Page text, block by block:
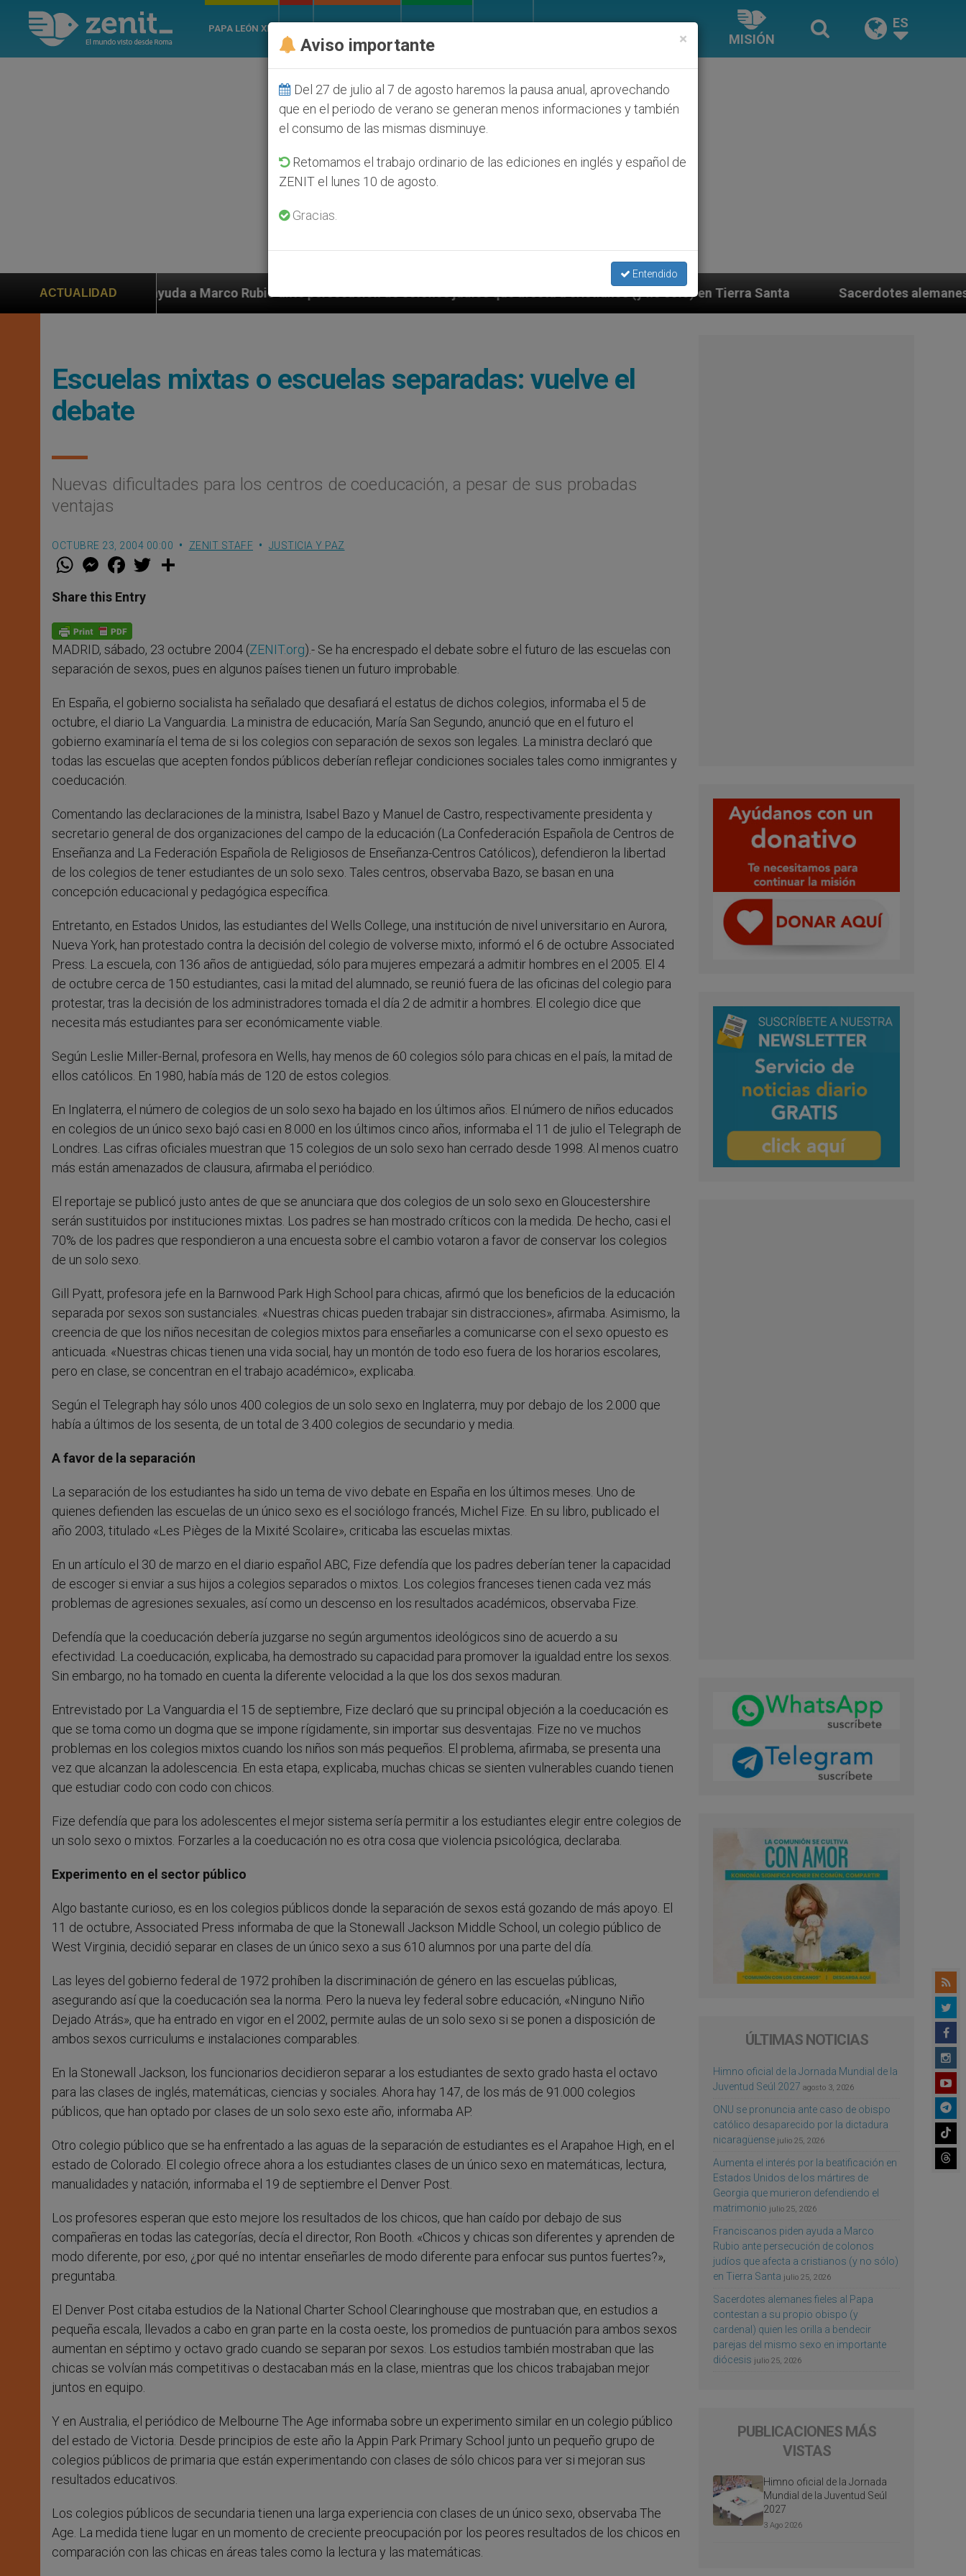
PAPA LEÓN XIV
MISIÓN
ES
ACTUALIDAD
piden ayuda a Marco Rubio ante persecución de colonos judíos que afecta a cristianos (y no sólo) en Tierra Santa Sacerdotes alemanes fieles al Papa
Escuelas mixtas o escuelas separadas: vuelve el
debate
Nuevas dificultades para los centros de coeducación, a pesar de sus probadas
ventajas
OCTUBRE 23, 2004 00:00 ZENIT STAFF JUSTICIA Y PAZ
W
t
s
p
p
M
e
s
e
g
e
r
F
a
e
b
o
k
w
Share this Entry
MADRID, sábado, 23 octubre 2004 (ZENIT.org).- Se ha encrespado el debate sobre el futuro de las escuelas con
separación de sexos, pues en algunos países tienen un futuro improbable.
En España, el gobierno socialista ha señalado que desafiará el estatus de dichos colegios, informaba el 5 de
octubre, el diario La Vanguardia. La ministra de educación, María San Segundo, anunció que en el futuro el
gobierno examinaría el tema de si los colegios con separación de sexos son legales. La ministra declaró que
todas las escuelas que acepten fondos públicos deberían reflejar condiciones sociales tales como inmigrantes y
coeducación.
Comentando las declaraciones de la ministra, Isabel Bazo y Manuel de Castro, respectivamente presidenta y
secretario general de dos organizaciones del campo de la educación (La Confederación Española de Centros de
Enseñanza and La Federación Española de Religiosos de Enseñanza-Centros Católicos), defendieron la libertad
de los colegios de tener estudiantes de un solo sexo. Tales centros, observaba Bazo, se basan en una
concepción educacional y pedagógica específica.
Entretanto, en Estados Unidos, las estudiantes del Wells College, una institución de nivel universitario en Aurora,
Nueva York, han protestado contra la decisión del colegio de volverse mixto, informó el 6 de octubre Associated
Press. La escuela, con 136 años de antigüedad, sólo para mujeres empezará a admitir hombres en el 2005. El 4
de octubre cerca de 150 estudiantes, casi la mitad del alumnado, se reunió fuera de las oficinas del colegio para
protestar, tras la decisión de los administradores tomada el día 2 de admitir a hombres. El colegio dice que
necesita más estudiantes para ser económicamente viable.
Según Leslie Miller-Bernal, profesora en Wells, hay menos de 60 colegios sólo para chicas en el país, la mitad de
ellos católicos. En 1980, había más de 120 de estos colegios.
En Inglaterra, el número de colegios de un solo sexo ha bajado en los últimos años. El número de niños educados
en colegios de un único sexo bajó casi en 8.000 en los últimos cinco años, informaba el 11 de julio el Telegraph de
Londres. Las cifras oficiales muestran que 15 colegios de un solo sexo han cerrado desde 1998. Al menos cuatro
más están amenazados de clausura, afirmaba el periódico.
El reportaje se publicó justo antes de que se anunciara que dos colegios de un solo sexo en Gloucestershire
serán sustituidos por instituciones mixtas. Los padres se han mostrado críticos con la medida. De hecho, casi el
70% de los padres que respondieron a una encuesta sobre el cambio votaron a favor de conservar los colegios
de un solo sexo.
Gill Pyatt, profesora jefe en la Barnwood Park High School para chicas, afirmó que los beneficios de la educación
separada por sexos son sustanciales. «Nuestras chicas pueden trabajar sin distracciones», afirmaba. Asimismo, la
creencia de que los niños necesitan de colegios mixtos para enseñarles a comunicarse con el sexo opuesto es
anticuada. «Nuestras chicas tienen una vida social, hay un montón de todo eso fuera de los horarios escolares,
pero en clase, se concentran en el trabajo académico», explicaba.
Según el Telegraph hay sólo unos 400 colegios de un solo sexo en Inglaterra, muy por debajo de los 2.000 que
había a últimos de los sesenta, de un total de 3.400 colegios de secundario y media.
A favor de la separación
La separación de los estudiantes ha sido un tema de vivo debate en España en los últimos meses. Uno de
quienes defienden las escuelas de un único sexo es el sociólogo francés, Michel Fize. En su libro, publicado el
año 2003, titulado «Les Pièges de la Mixité Scolaire», criticaba las escuelas mixtas.
En un artículo el 30 de marzo en el diario español ABC, Fize defendía que los padres deberían tener la capacidad
de escoger si enviar a sus hijos a colegios separados o mixtos. Los colegios franceses tienen cada vez más
problemas de agresiones sexuales, así como un descenso en los resultados académicos, observaba Fize.
Defendía que la coeducación debería juzgarse no según argumentos ideológicos sino de acuerdo a su
efectividad. La coeducación, explicaba, ha demostrado su capacidad para promover la igualdad entre los sexos.
Sin embargo, no ha tomado en cuenta la diferente velocidad a la que los dos sexos maduran.
Entrevistado por La Vanguardia el 15 de septiembre, Fize declaró que su principal objeción a la coeducación es
que se toma como un dogma que se impone rígidamente, sin importar sus desventajas. Fize no ve muchos
problemas en los colegios mixtos cuando los niños son más pequeños. El problema, afirmaba, se presenta una
vez que alcanzan la adolescencia. En esta etapa, explicaba, muchas chicas se sienten vulnerables cuando tienen
que estudiar codo con codo con chicos.
Fize defendía que para los adolescentes el mejor sistema sería permitir a los estudiantes elegir entre colegios de
un solo sexo o mixtos. Forzarles a la coeducación no es otra cosa que violencia psicológica, declaraba.
Experimento en el sector público
Algo bastante curioso, es en los colegios públicos donde la separación de sexos está gozando de más apoyo. El
11 de octubre, Associated Press informaba de que la Stonewall Jackson Middle School, un colegio público de
West Virginia, decidió separar en clases de un único sexo a sus 610 alumnos por una parte del día.
Las leyes del gobierno federal de 1972 prohíben la discriminación de género en las escuelas públicas,
asegurando así que la coeducación sea la norma. Pero la nueva ley federal sobre educación, «Ninguno Niño
Dejado Atrás», que ha entrado en vigor en el 2002, permite aulas de un solo sexo si se ponen a disposición de
ambos sexos curriculums e instalaciones comparables.
En la Stonewall Jackson, los funcionarios decidieron separar a los estudiantes de sexto grado hasta el octavo
para las clases de inglés, matemáticas, ciencias y sociales. Ahora hay 147, de los más de 91.000 colegios
públicos, que han optado por clases de un solo sexo este año, informaba AP.
Otro colegio público que se ha enfrentado a las aguas de la separación de estudiantes es el Arapahoe High, en el
estado de Colorado. El colegio ofrece ahora a los estudiantes clases de un único sexo en matemáticas, lectura,
manualidades y natación, informaba el 19 de septiembre el Denver Post.
Los profesores esperan que esto mejore los resultados de los chicos, que han caído por debajo de sus
compañeras en todas las categorías, decía el director, Ron Booth. «Chicos y chicas son diferentes y aprenden de
modo diferente, por eso, ¿por qué no intentar enseñarles de modo diferente para enfocar sus puntos fuertes?»,
preguntaba.
El Denver Post citaba estudios de la National Charter School Clearinghouse que mostraban que, en estudios a
pequeña escala, llevados a cabo en gran parte en la costa oeste, los promedios de puntuación para ambos sexos
aumentan en séptimo y octavo grado cuando se separan por sexos. Los estudios también mostraban que las
chicas se volvían más competitivas o destacaban más en la clase, mientras que los chicos trabajaban mejor
juntos en equipo.
Y en Australia, el periódico de Melbourne The Age informaba sobre un experimento similar en un colegio público
del estado de Victoria. Desde principios de este año la Appin Park Primary School junto un pequeño grupo de
colegios públicos de primaria que están experimentando con clases de sólo chicos para ver si mejoran sus
resultados educativos.
Los colegios públicos de secundaria tienen una larga experiencia con clases de un único sexo, observaba The
Age. La medida tiene lugar en un momento de creciente preocupación por los peores resultados de los chicos en
comparación con las chicas en áreas tales como la lectura y las matemáticas.
ÚLTIMAS NOTICIAS
Himno oficial de la Jornada Mundial de la
Juventud Seúl 2027 agosto 3, 2026
ONU se pronuncia ante caso de obispo
católico desaparecido por la dictadura
nicaragüense julio 25, 2026
Aumenta el interés por la beatificación en
Estados Unidos de los mártires de
Georgia que murieron defendiendo el
matrimonio julio 25, 2026
Franciscanos piden ayuda a Marco
Rubio ante persecución de colonos
judíos que afecta a cristianos (y no sólo)
en Tierra Santa julio 25, 2026
Sacerdotes alemanes fieles al Papa
contestan a su propio obispo (y
cardenal) quien les orilla a bendecir
parejas del mismo sexo en importante
diócesis julio 25, 2026
PUBLICACIONES MÁS
VISTAS
Himno oficial de la Jornada
Mundial de la Juventud Seúl
2027
3 Ago 2026
×
Aviso importante
Del 27 de julio al 7 de agosto haremos la pausa anual, aprovechando
que en el periodo de verano se generan menos informaciones y también
el consumo de las mismas disminuye.
Retomamos el trabajo ordinario de las ediciones en inglés y español de
ZENIT el lunes 10 de agosto.
Gracias.
Entendido